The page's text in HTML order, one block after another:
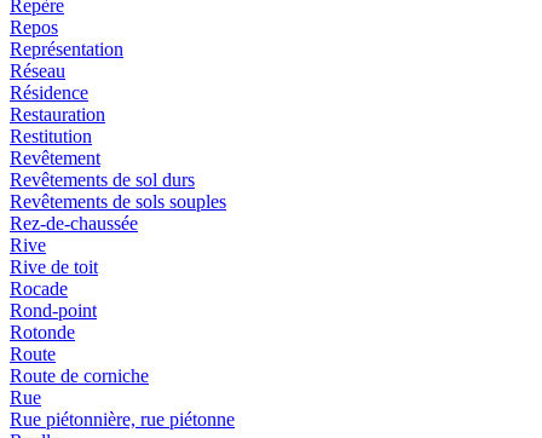
Repère
Repos
Représentation
Réseau
Résidence
Restauration
Restitution
Revêtement
Revêtements de sol durs
Revêtements de sols souples
Rez-de-chaussée
Rive
Rive de toit
Rocade
Rond-point
Rotonde
Route
Route de corniche
Rue
Rue piétonnière, rue piétonne